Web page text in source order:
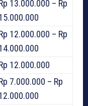
13.000.000 – Rp
12.000.000 – Rp
12.000.000
7.000.000 – Rp